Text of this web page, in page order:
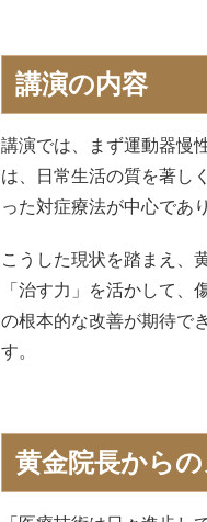
講演の内容
講演では、まず運動器慢
は、日常生活の質を著し
った対症療法が中心であ
こうした現状を踏まえ、
「治す力」を活かして
の根本的な改善が期待で
す。
黄金院長から